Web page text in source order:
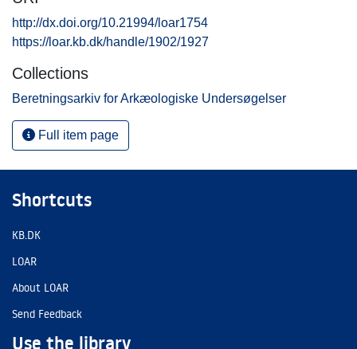
http://dx.doi.org/10.21994/loar1754
https://loar.kb.dk/handle/1902/1927
Collections
Beretningsarkiv for Arkæologiske Undersøgelser
Full item page
Shortcuts
KB.DK
LOAR
About LOAR
Send Feedback
Use the library